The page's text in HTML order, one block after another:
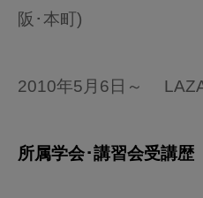
阪･本町)
2010年5月6日～
所属学会･講習会受講歴